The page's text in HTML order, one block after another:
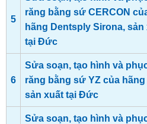
5
răng bằng sứ CERCON
hãng Dentsply Sirona, sản
tại Đức
6
Sửa soạn, tạo hình và
răng bằng sứ YZ của hãng
sản xuất tại Đức
Sửa soạn, tạo hình và